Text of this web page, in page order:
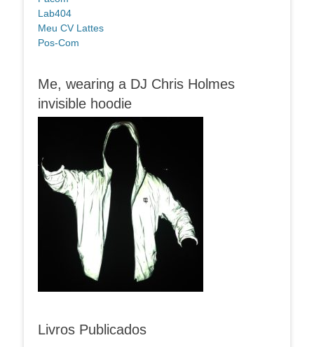
Lab404
Meu CV Lattes
Pos-Com
Me, wearing a DJ Chris Holmes
invisible hoodie
Livros Publicados